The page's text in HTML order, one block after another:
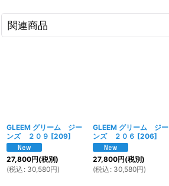
関連商品
GLEEM グリーム ジー
ンズ ２０９ [209]
27,800円(税別)
(税込 : 30,580円)
GLEEM グリーム ジー
ンズ ２０６ [206]
27,800円(税別)
(税込 : 30,580円)